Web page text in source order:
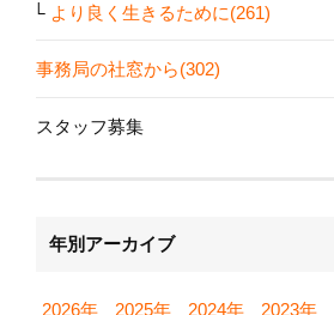
より良く生きるために(261)
事務局の社窓から(302)
スタッフ募集
年別アーカイブ
2026年 2025年 2024年 2023年